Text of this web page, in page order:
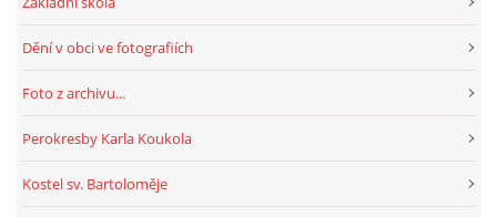
Dění v obci ve fotografiích
Foto z archivu...
Perokresby Karla Koukola
Kostel sv. Bartoloměje